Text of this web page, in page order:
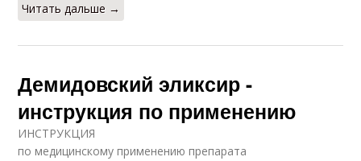
Читать дальше →
Демидовский эликсир -
инструкция по применению
ИНСТРУКЦИЯ
по медицинскому применению препарата